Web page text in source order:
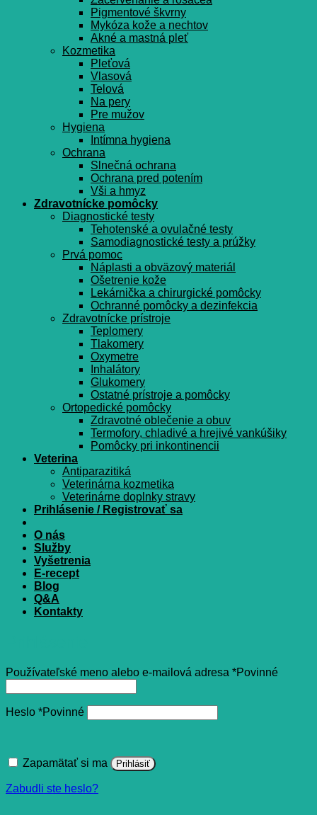
Pigmentové škvrny
Mykóza kože a nechtov
Akné a mastná pleť
Kozmetika
Pleťová
Vlasová
Telová
Na pery
Pre mužov
Hygiena
Intímna hygiena
Ochrana
Slnečná ochrana
Ochrana pred potením
Vši a hmyz
Zdravotnícke pomôcky
Diagnostické testy
Tehotenské a ovulačné testy
Samodiagnostické testy a prúžky
Prvá pomoc
Náplasti a obväzový materiál
Ošetrenie kože
Lekárnička a chirurgické pomôcky
Ochranné pomôcky a dezinfekcia
Zdravotnícke prístroje
Teplomery
Tlakomery
Oxymetre
Inhalátory
Glukomery
Ostatné prístroje a pomôcky
Ortopedické pomôcky
Zdravotné oblečenie a obuv
Termofory, chladivé a hrejivé vankúšiky
Pomôcky pri inkontinencii
Veterina
Antiparazitiká
Veterinárna kozmetika
Veterinárne doplnky stravy
Prihlásenie / Registrovať sa
O nás
Služby
Vyšetrenia
E-recept
Blog
Q&A
Kontakty
Používateľské meno alebo e-mailová adresa *Povinné
Heslo *Povinné
Zapamätať si ma Prihlásiť
Zabudli ste heslo?